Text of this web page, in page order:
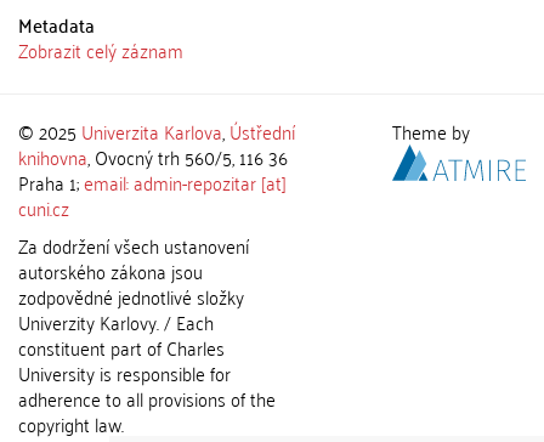
Metadata
Zobrazit celý záznam
© 2025 Univerzita Karlova,Ústřední
knihovna, Ovocný trh 560/5, 116 36
Praha 1;email: admin-repozitar [at]
cuni.cz
Za dodržení všech ustanovení
autorského zákona jsou
zodpovědné jednotlivé složky
Univerzity Karlovy. / Each
constituent part of Charles
University is responsible for
adherence to all provisions of the
copyright law.
Theme by